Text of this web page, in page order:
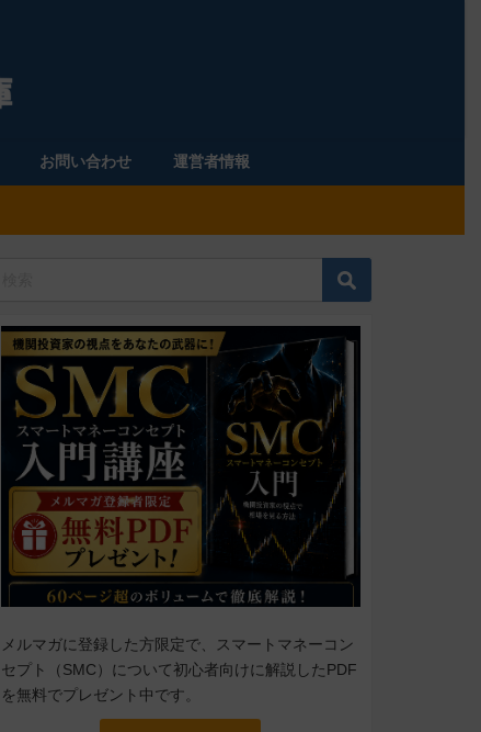
お問い合わせ 運営者情報
メルマガに登録した方限定で、スマートマネーコン
セプト（SMC）について初心者向けに解説したPDF
を無料でプレゼント中です。